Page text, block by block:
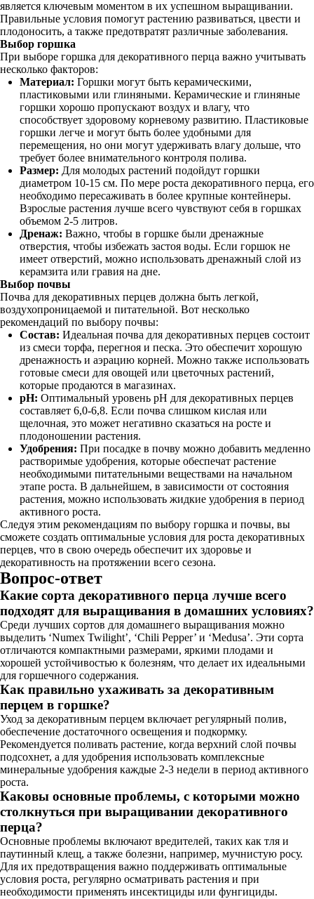
является ключевым моментом в их успешном выращивании.
Правильные условия помогут растению развиваться, цвести и
плодоносить, а также предотвратят различные заболевания.
Выбор горшка
При выборе горшка для декоративного перца важно учитывать
несколько факторов:
Материал: Горшки могут быть керамическими,
пластиковыми или глиняными. Керамические и глиняные
горшки хорошо пропускают воздух и влагу, что
способствует здоровому корневому развитию. Пластиковые
горшки легче и могут быть более удобными для
перемещения, но они могут удерживать влагу дольше, что
требует более внимательного контроля полива.
Размер: Для молодых растений подойдут горшки
диаметром 10-15 см. По мере роста декоративного перца, его
необходимо пересаживать в более крупные контейнеры.
Взрослые растения лучше всего чувствуют себя в горшках
объемом 2-5 литров.
Дренаж: Важно, чтобы в горшке были дренажные
отверстия, чтобы избежать застоя воды. Если горшок не
имеет отверстий, можно использовать дренажный слой из
керамзита или гравия на дне.
Выбор почвы
Почва для декоративных перцев должна быть легкой,
воздухопроницаемой и питательной. Вот несколько
рекомендаций по выбору почвы:
Состав: Идеальная почва для декоративных перцев состоит
из смеси торфа, перегноя и песка. Это обеспечит хорошую
дренажность и аэрацию корней. Можно также использовать
готовые смеси для овощей или цветочных растений,
которые продаются в магазинах.
pH: Оптимальный уровень pH для декоративных перцев
составляет 6,0-6,8. Если почва слишком кислая или
щелочная, это может негативно сказаться на росте и
плодоношении растения.
Удобрения: При посадке в почву можно добавить медленно
растворимые удобрения, которые обеспечат растение
необходимыми питательными веществами на начальном
этапе роста. В дальнейшем, в зависимости от состояния
растения, можно использовать жидкие удобрения в период
активного роста.
Следуя этим рекомендациям по выбору горшка и почвы, вы
сможете создать оптимальные условия для роста декоративных
перцев, что в свою очередь обеспечит их здоровье и
декоративность на протяжении всего сезона.
Вопрос-ответ
Какие сорта декоративного перца лучше всего
подходят для выращивания в домашних условиях?
Среди лучших сортов для домашнего выращивания можно
выделить ‘Numex Twilight’, ‘Chili Pepper’ и ‘Medusa’. Эти сорта
отличаются компактными размерами, яркими плодами и
хорошей устойчивостью к болезням, что делает их идеальными
для горшечного содержания.
Как правильно ухаживать за декоративным
перцем в горшке?
Уход за декоративным перцем включает регулярный полив,
обеспечение достаточного освещения и подкормку.
Рекомендуется поливать растение, когда верхний слой почвы
подсохнет, а для удобрения использовать комплексные
минеральные удобрения каждые 2-3 недели в период активного
роста.
Каковы основные проблемы, с которыми можно
столкнуться при выращивании декоративного
перца?
Основные проблемы включают вредителей, таких как тля и
паутинный клещ, а также болезни, например, мучнистую росу.
Для их предотвращения важно поддерживать оптимальные
условия роста, регулярно осматривать растения и при
необходимости применять инсектициды или фунгициды.